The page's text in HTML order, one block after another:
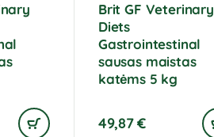
Brit GF Veterinary
Diets
Gastrointestinal
sausas maistas
katėms 5 kg
49,87€